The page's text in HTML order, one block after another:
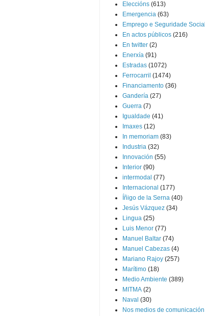
Eleccións (613)
Emergencia (63)
Emprego e Seguridade Social
En actos públicos (216)
En twitter (2)
Enerxía (91)
Estradas (1072)
Ferrocarril (1474)
Financiamento (36)
Gandería (27)
Guerra (7)
Igualdade (41)
Imaxes (12)
In memoriam (83)
Industria (32)
Innovación (55)
Interior (90)
intermodal (77)
Internacional (177)
Íñigo de la Serna (40)
Jesús Vázquez (34)
Lingua (25)
Luis Menor (77)
Manuel Baltar (74)
Manuel Cabezas (4)
Mariano Rajoy (257)
Marítimo (18)
Medio Ambiente (389)
MITMA (2)
Naval (30)
Nos medios de comunicación